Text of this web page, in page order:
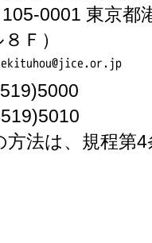
0001 東京都
Ｆ）
法は、規程第